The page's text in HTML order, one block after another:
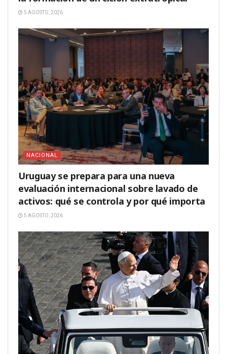
5 AGOSTO, 2026
NACIONAL
Uruguay se prepara para una nueva
evaluación internacional sobre lavado de
activos: qué se controla y por qué importa
5 AGOSTO, 2026